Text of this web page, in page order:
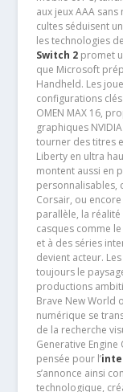
aux jeux AAA
cultes séduisent
les technologies
Switch 2promet
que Microsoft
Handheld. Les
configurations
OMEN MAX 16,
graphiques
tourner des titres
Liberty en ultra
montent aussi en
personnalisables,
Corsair, ou
parallèle, la
casques comme
et à des séries
devient acteur.
toujours le
productions
Brave New World
numérique se
de la recherche
Generative
pensée pour l’
s’annonce ainsi
technologique,